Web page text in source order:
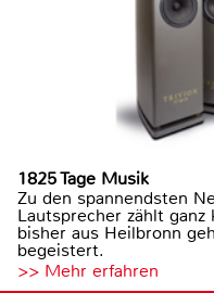
1825 Tage Musik
Zu den spannendsten
Lautsprecher zählt
bisher aus Heilbronn
begeistert.
>> Mehr erfahren